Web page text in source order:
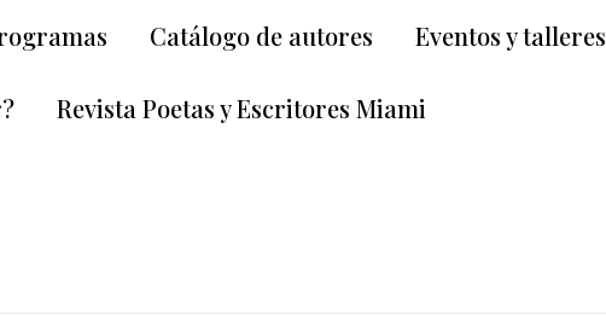
Catálogo de autores Eventos y talleres
Revista Poetas y Escritores Miami